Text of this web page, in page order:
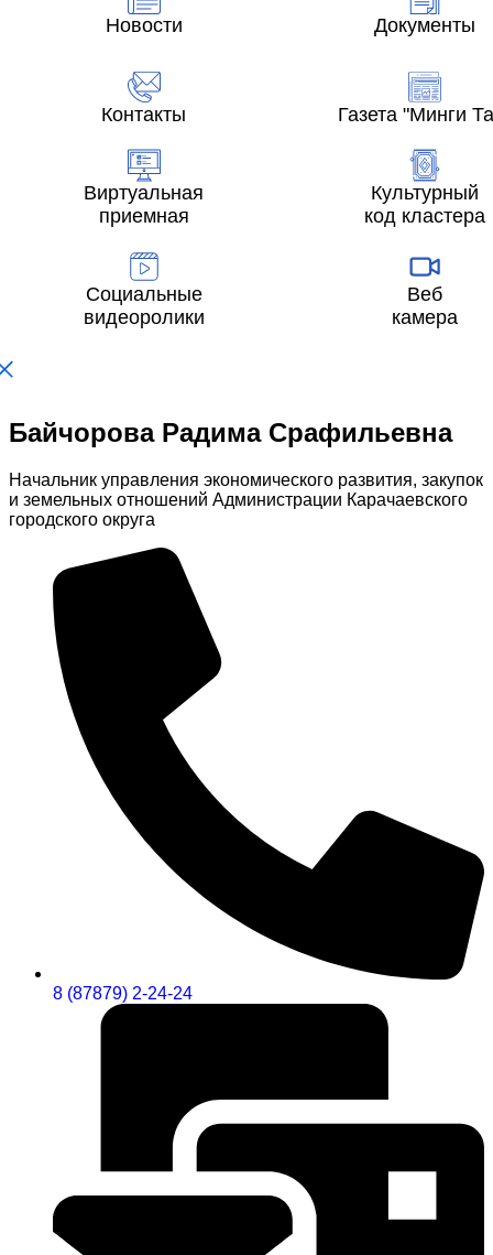
Новости Документы
Контакты Газета "Минги
Виртуальная
приемная
Культурный
код кластера
Социальные
видеоролики
Веб
камера
Байчорова Радима Срафильевна
Начальник управления экономического развития, закупок
и земельных отношений Администрации Карачаевского
городского округа
8 (87879) 2-24-24